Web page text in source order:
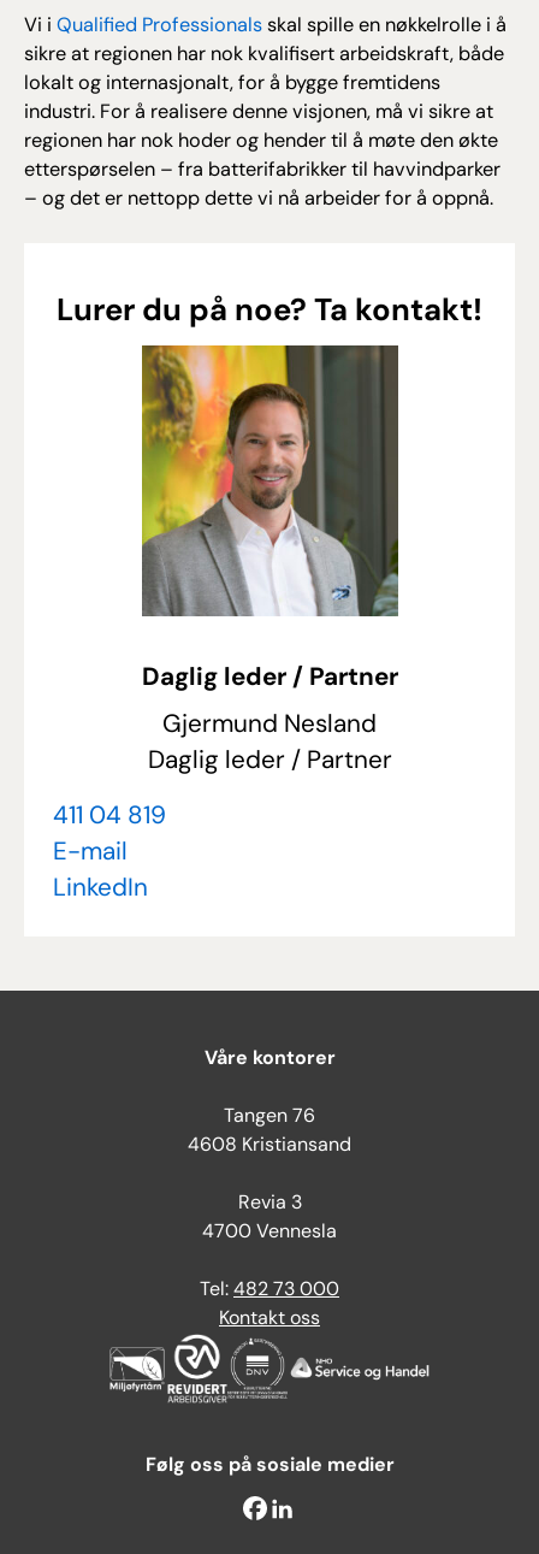
Vi i Qualified Professionals skal spille en nøkkelrolle i å
sikre at regionen har nok kvalifisert arbeidskraft, både
lokalt og internasjonalt, for å bygge fremtidens
industri. For å realisere denne visjonen, må vi sikre at
regionen har nok hoder og hender til å møte den økte
etterspørselen – fra batterifabrikker til havvindparker
– og det er nettopp dette vi nå arbeider for å oppnå.
Lurer du på noe? Ta kontakt!
Daglig leder / Partner
Gjermund Nesland
Daglig leder / Partner
411 04 819
E-mail
LinkedIn
Våre kontorer
Tangen 76
4608 Kristiansand
Revia 3
4700 Vennesla
Tel: 482 73 000
Kontakt oss
Følg oss på sosiale medier